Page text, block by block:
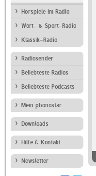
Hörspiele im Radio
Wort- & Sport-Radio
Klassik-Radio
Radiosender
Beliebteste Radios
Beliebteste Podcasts
Mein phonostar
Downloads
Hilfe & Kontakt
Newsletter